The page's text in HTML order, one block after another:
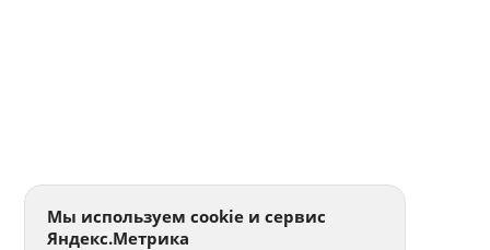
Мы используем cookie и сервис
Яндекс.Метрика